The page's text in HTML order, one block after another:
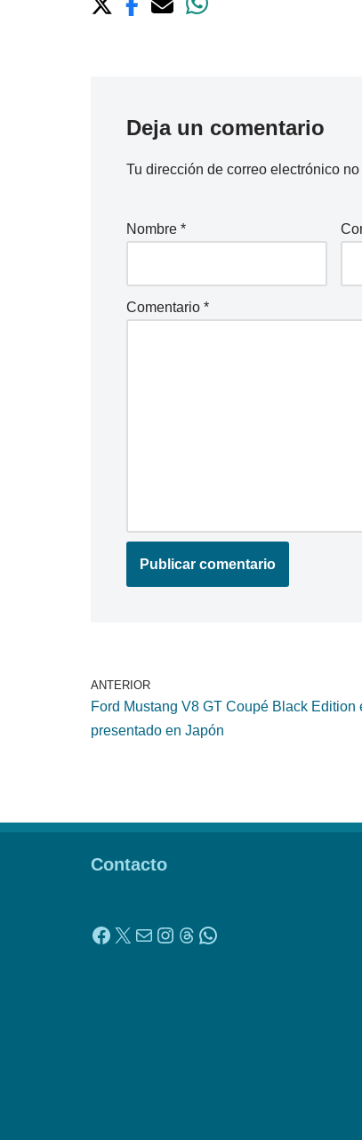
Deja un comentario
Tu dirección de correo electrónico
Nombre *
Comentario *
ANTERIOR
Ford Mustang V8 GT Coupé Black Edition
presentado en Japón
Contacto